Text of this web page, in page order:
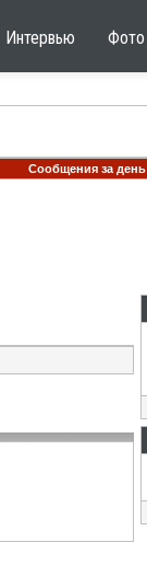
Интервью Фото
Сообщения за день